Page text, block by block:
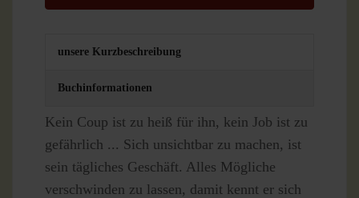
unsere Kurzbeschreibung
Buchinformationen
Kein Coup ist zu heiß für ihn, kein Job ist zu
gefährlich ... Sich unsichtbar zu machen, ist
sein tägliches Geschäft. Alles Mögliche
verschwinden zu lassen, damit kennt er sich